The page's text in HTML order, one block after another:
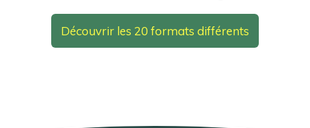
Découvrir les 20 formats différents